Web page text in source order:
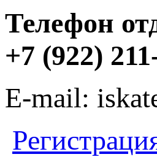
Телефон
+7 (922)
E-mail: